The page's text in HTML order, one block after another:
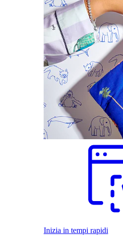
Inizia in tempi rapidi